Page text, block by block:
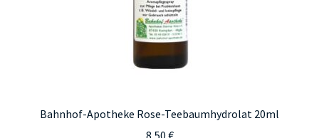
Bahnhof-Apotheke Rose-Teebaumhydrolat 20ml